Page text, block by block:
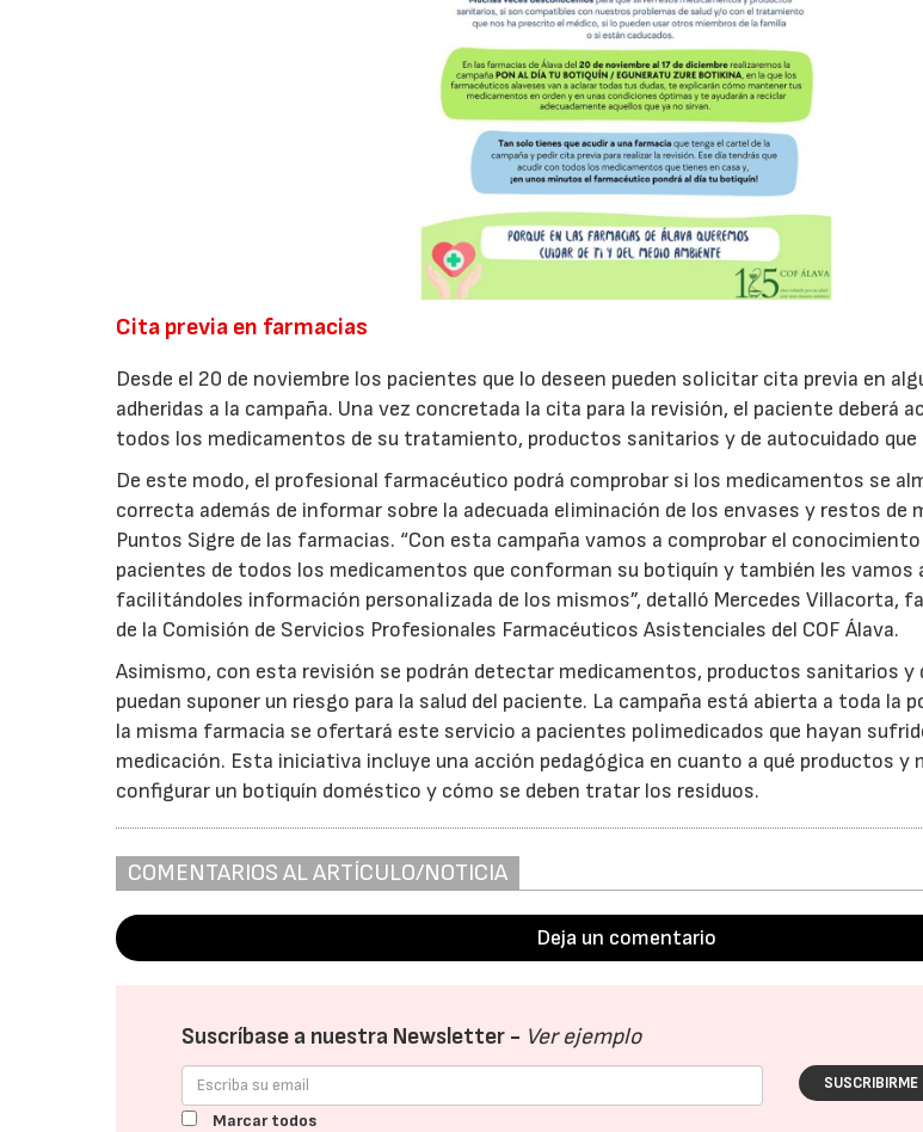
Cita previa en farmacias
Desde el 20 de noviembre los pacientes que lo deseen pueden solicitar cita previa en
adheridas a la campaña. Una vez concretada la cita para la revisión, el paciente deberá
todos los medicamentos de su tratamiento, productos sanitarios y de autocuidado
De este modo, el profesional farmacéutico podrá comprobar si los medicamentos se
correcta además de informar sobre la adecuada eliminación de los envases y restos de
Puntos Sigre de las farmacias. “Con esta campaña vamos a comprobar el
pacientes de todos los medicamentos que conforman su botiquín y también les vamos
facilitándoles información personalizada de los mismos”, detalló Mercedes Villacorta,
de la Comisión de Servicios Profesionales Farmacéuticos Asistenciales del COF Álava.
Asimismo, con esta revisión se podrán detectar medicamentos, productos sanitarios y
puedan suponer un riesgo para la salud del paciente. La campaña está abierta a toda la
la misma farmacia se ofertará este servicio a pacientes polimedicados que hayan
medicación. Esta iniciativa incluye una acción pedagógica en cuanto a qué productos y
configurar un botiquín doméstico y cómo se deben tratar los residuos.
COMENTARIOS AL ARTÍCULO/NOTICIA
Deja un comentario
Suscríbase a nuestra Newsletter - Ver ejemplo
SUSCRIBIRME
Marcar todos
21/07/2026